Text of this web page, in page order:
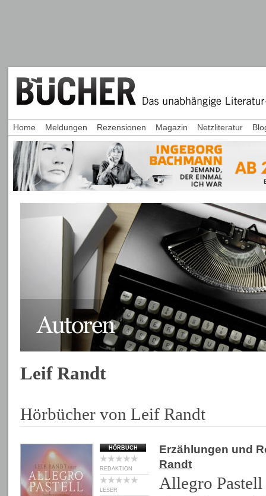
Leif Randt
Hörbücher von Leif Randt
HÖRBUCH
REDAKTION
LESER
Erzählungen und
Randt
Allegro Pastell
Home Meldungen Rezensionen Magazin Netzliteratur